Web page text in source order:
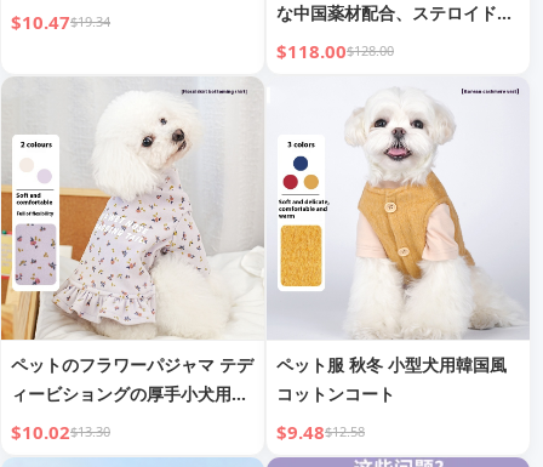
$10.47$19.34
な中国薬材配合、ステロイドフ
リー BTL1423
$118.00$128.00
ペットのフラワーパジャマ テデ
ィービショングの厚手小犬用外
衣 フラワーパジャマ スカート
$10.02$13.30
ペット服 秋冬 小型犬用韓国風
コットンコート
$9.48$12.58